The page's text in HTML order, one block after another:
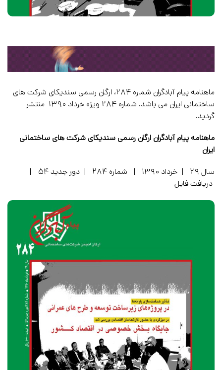
ماهنامه پیام آبادگران شماره ۲۸۴، ارگان رسمی سندیکای شرکت های
ساختمانی ایران می باشد. شماره ۲۸۴ ویژه خرداد ۱۳۹۰ منتشر
گردید.
ماهنامه پیام آبادگران ارگان رسمی سندیکای شرکت های ساختمانی
ایران
سال ۲۹ | خرداد ۱۳۹۰ | شماره ۲۸۴ | دور جدید ۵۴ |
دریافت فایل